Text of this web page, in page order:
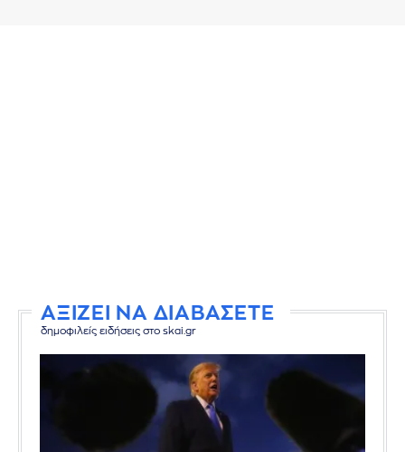
ΑΞΙΖΕΙ ΝΑ ΔΙΑΒΑΣΕΤΕ
δημοφιλείς ειδήσεις στο skai.gr